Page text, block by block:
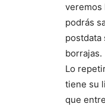
veremos
podrás
postdata
borrajas.
Lo
tiene su
que